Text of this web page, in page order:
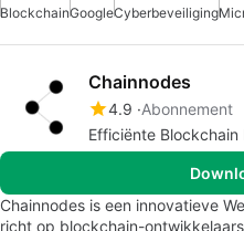
BlockchainGoogleCyberbeveiliging
Chainnodes
4.9 Abonnement
Efficiënte
Chainnodes is een innovatieve
richt op blockchain-